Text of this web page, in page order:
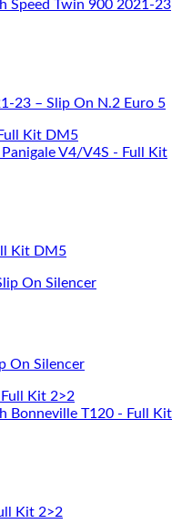
23 – Slip On N.2 Euro 5
Kit DM5
On Silencer
Kit 2>2